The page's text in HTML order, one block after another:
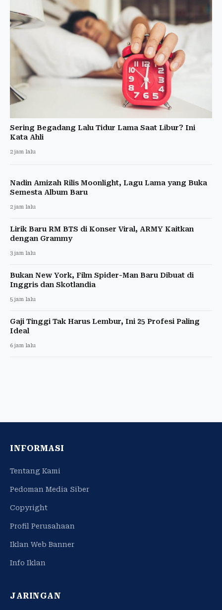
Sering Begadang Lalu Tidur Lama Saat Libur? Ini
Kata Ahli
2 jam lalu
Nadin Amizah Rilis Moonlight, Lagu Lama yang Buka
Semesta Album Baru
2 jam lalu
Lirik Baru RM BTS di Konser Viral, ARMY Kaitkan
dengan Grammy
3 jam lalu
Bukan New York, Film Spider-Man Baru Dibuat di
Inggris dan Skotlandia
5 jam lalu
Gaji Tinggi Tak Harus Lembur, Ini 25 Profesi Paling
Ideal
6 jam lalu
INFORMASI
Tentang Kami
Pedoman Media Siber
Copyright
Profil Perusahaan
Iklan Web Banner
Info Iklan
JARINGAN